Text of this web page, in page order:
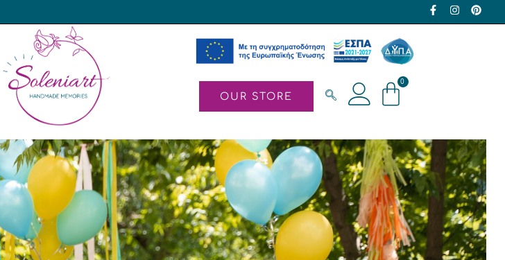
Baby Shower
Γενεθλίων
Bachelor / Bachelorette
Γενεθλίων
Γούρια – Χριστουγεννιάτικα δώρα
Στολίδια
Πασχαλινά δώρα
OUR STORE
0